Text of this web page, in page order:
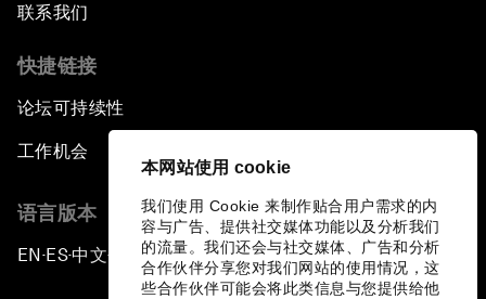
本网站使用 cookie
我们使用 Cookie 来制作贴合用户需求的内
容与广告、提供社交媒体功能以及分析我们
的流量。我们还会与社交媒体、广告和分析
合作伙伴分享您对我们网站的使用情况，这
些合作伙伴可能会将此类信息与您提供给他
联系我们
快捷链接
论坛可持续性
工作机会
语言版本
EN ▪ES▪中文▪ 日本語